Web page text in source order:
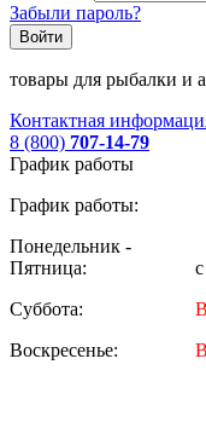
Забыли пароль?
Войти
товары для рыбалки и
Контактная
8 (800) 707-14-79
График работы
График работы:
Понедельник -
Пятница:
Суббота:
Воскресенье: